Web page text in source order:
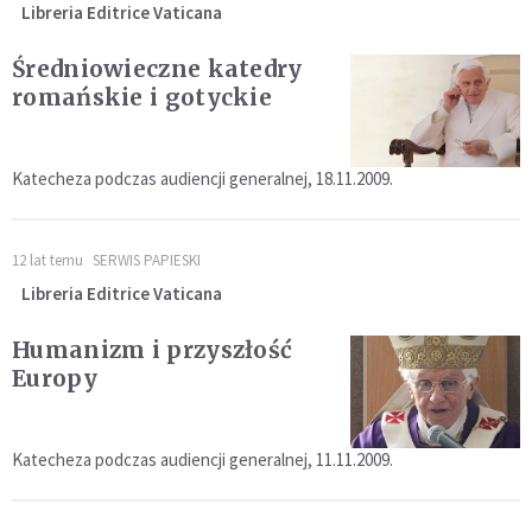
Libreria Editrice Vaticana
Średniowieczne katedry
romańskie i gotyckie
Katecheza podczas audiencji generalnej, 18.11.2009.
12 lat temu SERWIS PAPIESKI
Libreria Editrice Vaticana
Humanizm i przyszłość
Europy
Katecheza podczas audiencji generalnej, 11.11.2009.